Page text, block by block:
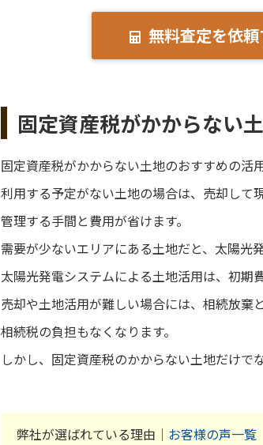
無料査定を依頼
固定資産税がかからない
固定資産税がかからない土地のおすすめの活
利用する予定がない土地の場合は、売却して
管理する手間と費用が省けます。
需要が少ないエリアにある土地だと、太陽光
太陽光発電システムによる土地活用は、初期
売却や土地活用が難しい場合には、相続放棄
相続税の負担もなくなります。
しかし、固定資産税のかからない土地だけで
弊社が選ばれている理由｜ お客様の声一覧